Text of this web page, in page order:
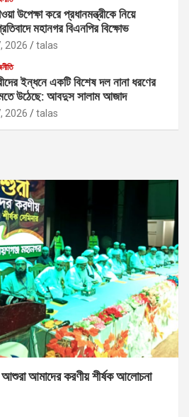
উপেক্ষা করে প্রধানমন্ত্রীকে নিয়ে
মহানগর বিএনপির বিক্ষোভ
2026 talas
ইন্ধনে একটি বিশেষ দল নানা ধরণের
উঠেছে: আবদুস সালাম আজাদ
2026 talas
আমাদের করণীয় শীর্ষক আলোচনা